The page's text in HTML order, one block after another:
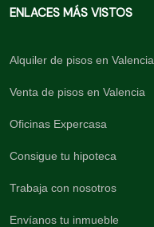
ENLACES MÁS VISTOS
Alquiler de pisos en Valencia
Venta de pisos en Valencia
Oficinas Expercasa
Consigue tu hipoteca
Trabaja con nosotros
Envíanos tu inmueble